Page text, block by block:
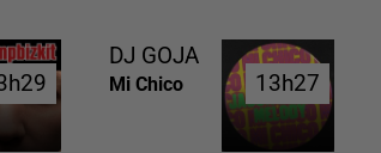
DJ GOJA
Mi Chico 13h27
13h27